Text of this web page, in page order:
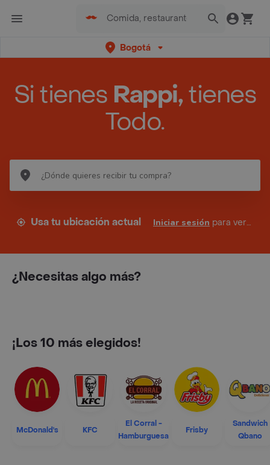
Bogotá
Si tienes Rappi,tienes
Todo.
Usa tu ubicación actual Iniciar sesión para ver tus direcciones
¿Necesitas algo más?
¡Los 10 más elegidos!
McDonald's KFC
El Corral -
Hamburguesa
Frisby
Sandwich
Qbano